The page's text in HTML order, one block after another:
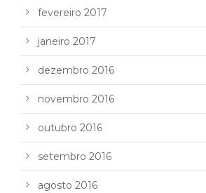
fevereiro 2017
janeiro 2017
dezembro 2016
novembro 2016
outubro 2016
setembro 2016
agosto 2016